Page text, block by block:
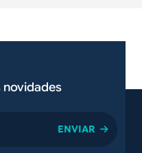
novidades